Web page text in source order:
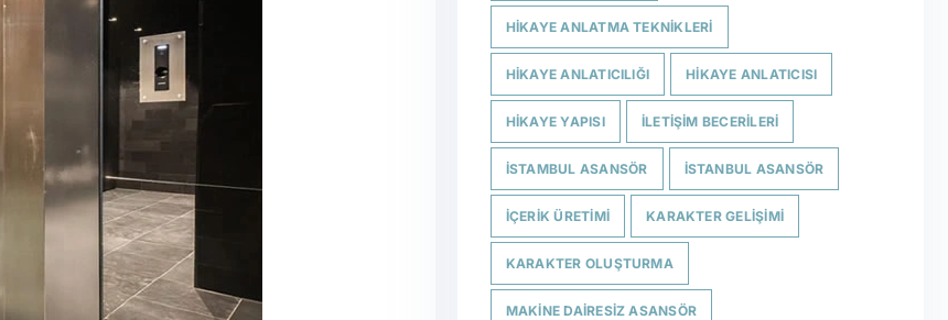
HIKAYE ANLATMA TEKNIKLERI
HIKAYE ANLATICILIĞI HIKAYE ANLATICISI
HIKAYE YAPISI ILETIŞIM BECERILERI
ISTAMBUL ASANSÖR ISTANBUL ASANSÖR
IÇERIK ÜRETIMI KARAKTER GELIŞIMI
KARAKTER OLUŞTURMA
MAKINE DAIRESIZ ASANSÖR